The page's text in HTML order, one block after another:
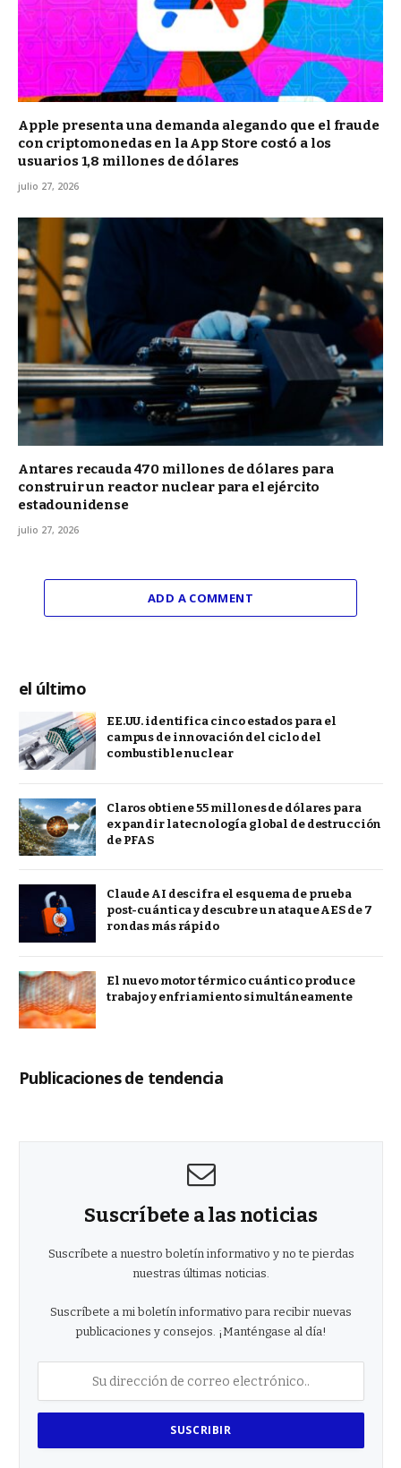
Apple presenta una demanda alegando que el fraude
con criptomonedas en la App Store costó a los
usuarios 1,8 millones de dólares
julio 27, 2026
Antares recauda 470 millones de dólares para
construir un reactor nuclear para el ejército
estadounidense
julio 27, 2026
ADD A COMMENT
el último
EE.UU. identifica cinco estados para el
campus de innovación del ciclo del
combustible nuclear
Claros obtiene 55 millones de dólares para
expandir la tecnología global de destrucción
de PFAS
Claude AI descifra el esquema de prueba
post-cuántica y descubre un ataque AES de 7
rondas más rápido
El nuevo motor térmico cuántico produce
trabajo y enfriamiento simultáneamente
Publicaciones de tendencia
Suscríbete a las noticias
Suscríbete a nuestro boletín informativo y no te pierdas
nuestras últimas noticias.
Suscríbete a mi boletín informativo para recibir nuevas
publicaciones y consejos. ¡Manténgase al día!